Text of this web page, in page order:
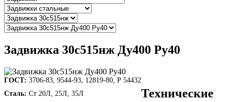
Задвижка 30с515нж Ду400 Ру40
ГОСТ: 3706-83, 9544-93, 12819-80, Р 54432
Сталь: Ст 20Л, 25Л, 35Л
Технические